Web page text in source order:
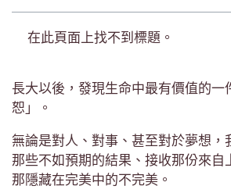
在此頁面上找不到標題。
長大以後，發現生命中最有價值的一
恕」。
無論是對人、對事、甚至對於夢想，
那些不如預期的結果、接收那份來自
那隱藏在完美中的不完美。